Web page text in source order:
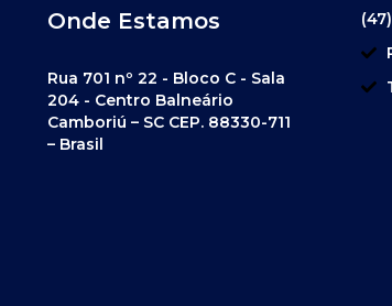
Onde Estamos
Rua 701 nº 22 - Bloco C - Sala
204 - Centro Balneário
Camboriú – SC CEP. 88330-711
– Brasil